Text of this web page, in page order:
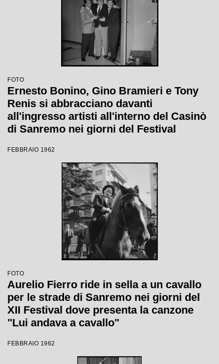
FOTO
Ernesto Bonino, Gino Bramieri e Tony
Renis si abbracciano davanti
all'ingresso artisti all'interno del Casinò
di Sanremo nei giorni del Festival
FEBBRAIO 1962
FOTO
Aurelio Fierro ride in sella a un cavallo
per le strade di Sanremo nei giorni del
XII Festival dove presenta la canzone
"Lui andava a cavallo"
FEBBRAIO 1962